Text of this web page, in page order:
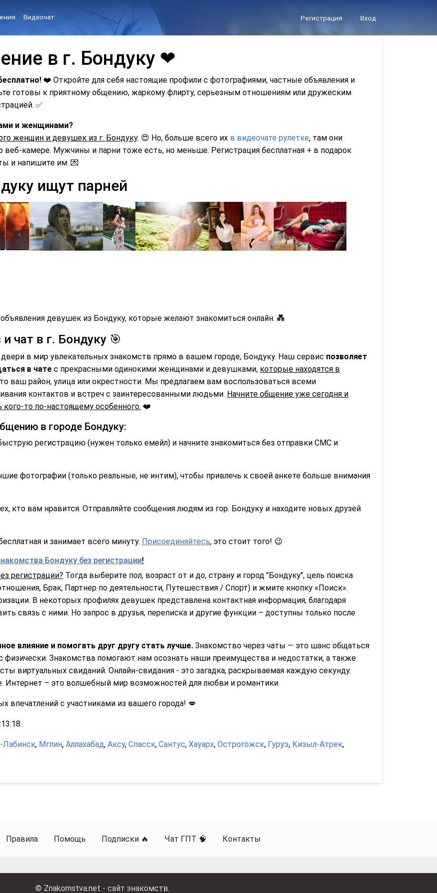
Видеочат Регистрация Вход
в г. Бондуку ❤
❤️ Откройте для себя настоящие профили с фотографиями, частные объявления и
готовы к приятному общению, жаркому флирту, серьезным отношениям или дружеским
✅
и женщинами?
женщин и девушек из г. Бондуку. 😍 Но, больше всего их в видеочате рулетке, там они
камере. Мужчины и парни тоже есть, но меньше. Регистрация бесплатная + в подарок
и напишите им. 💌
ищут парней
девушек из Бондуку, которые желают знакомиться онлайн. 💑
чат в г. Бондуку 🎯
в мир увлекательных знакомств прямо в вашем городе, Бондуку. Наш сервис позволяет
в чате с прекрасными одинокими женщинами и девушками, которые находятся в
ваш район, улица или окрестности. Мы предлагаем вам воспользоваться всеми
контактов и встреч с заинтересованными людьми. Начните общение уже сегодня и
то по-настоящему особенного. ❤️
в городе Бондуку:
регистрацию (нужен только емейл) и начните знакомиться без отправки СМС и
фотографии (только реальные, не интим), чтобы привлечь к своей анкете больше внимания
кто вам нравится. Отправляйте сообщения людям из гор. Бондуку и находите новых друзей
и занимает всего минуту. Присоединяйтесь, это стоит того! 😉
Бондуку без регистрации!
регистрации? Тогда выберите пол, возраст от и до, страну и город "Бондуку", цель поиска
Брак, Партнер по деятельности, Путешествия / Спорт) и жмите кнопку «Поиск».
В некоторых профилях девушек представлена контактная информация, благодаря
связь с ними. Но запрос в друзья, переписка и другие функции – доступны только после
влияние и помогать друг другу стать лучше. Знакомство через чаты — это шанс общаться
физически. Знакомства помогают нам осознать наши преимущества и недостатки, а также
виртуальных свиданий. Онлайн-свидания - это загадка, раскрываемая каждую секунду.
Интернет – это волшебный мир возможностей для любви и романтики.
с участниками из вашего города! 💋
Лабинск, Мглин, Аллахабад, Аксу, Спасск, Сантус, Хауарх, Острогожск, Гуруэ, Кизыл-Атрек,
Правила Помощь Подписки 🔥 Чат ГПТ 🧠 Контакты
© Znakomstva.net - сайт знакомств.